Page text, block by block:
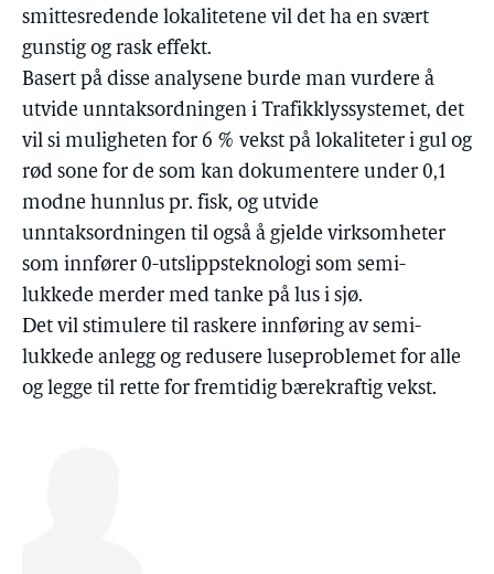
smittesredende lokalitetene vil det ha en svært
gunstig og rask effekt.
Basert på disse analysene burde man vurdere å
utvide unntaksordningen i Trafikklyssystemet, det
vil si muligheten for 6 % vekst på lokaliteter i gul og
rød sone for de som kan dokumentere under 0,1
modne hunnlus pr. fisk, og utvide
unntaksordningen til også å gjelde virksomheter
som innfører 0-utslippsteknologi som semi-
lukkede merder med tanke på lus i sjø.
Det vil stimulere til raskere innføring av semi-
lukkede anlegg og redusere luseproblemet for alle
og legge til rette for fremtidig bærekraftig vekst.